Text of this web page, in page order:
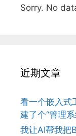
Sorry. No
近期文章
看一个嵌入式
建了个“管理系
我让AI帮我把